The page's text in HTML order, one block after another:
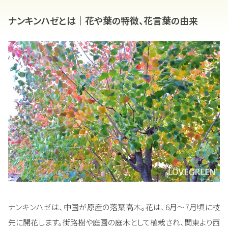
ナンキンハゼとは｜花や葉の特徴、花言葉の由来
ナンキンハゼは、中国が原産の落葉高木。花は、6月～7月頃に枝
先に開花します。街路樹や庭園の庭木として植栽され、関東より西